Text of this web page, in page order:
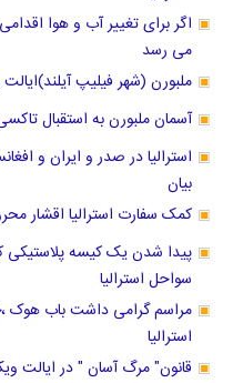
می رسد
ملبورن (شهر فیلیپ
آسمان ملبورن به استقبال
استرالیا در صدر و ایران و
بیان
کمک سفارت استرالیا اقشار
سواحل استرالیا
مراسم گرامی داشت باب هوک
استرالیا
قانون" مرگ آسان " در ایالت